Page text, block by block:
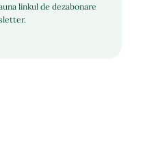
linkul de dezabonare